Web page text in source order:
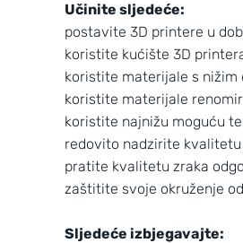
Učinite sljedeće:
postavite 3D printere u
koristite kućište 3D
koristite materijale s nižim
koristite materijale
koristite najnižu moguću
redovito nadzirite
pratite kvalitetu zraka
zaštitite svoje okruženje
Sljedeće izbjegavajte: